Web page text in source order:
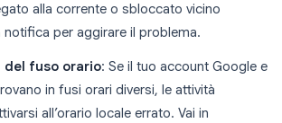
alla corrente o sbloccato vicino
notifica per aggirare il problema.
del fuso orario: Se il tuo account Google e
in fusi orari diversi, le attività
all’orario locale errato. Vai in